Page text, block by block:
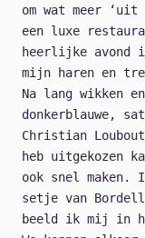
om wat meer ‘uit
een luxe
heerlijke
mijn haren en
Na lang wikken
donkerblauwe,
Christian
heb uitgekozen
ook snel maken.
setje van
beeld ik mij in